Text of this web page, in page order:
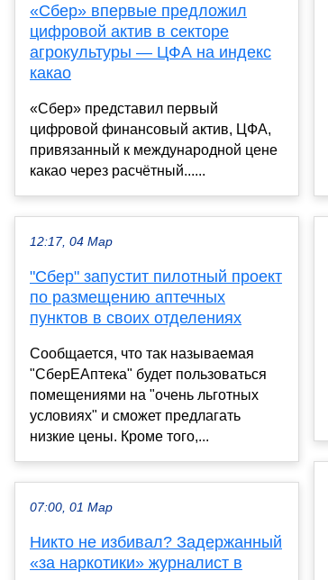
«Сбер» впервые предложил
цифровой актив в секторе
агрокультуры — ЦФА на индекс
какао
«Сбер» представил первый
цифровой финансовый актив, ЦФА,
привязанный к международной цене
какао через расчётный......
12:17, 04 Мар
"Сбер" запустит пилотный проект
по размещению аптечных
пунктов в своих отделениях
Сообщается, что так называемая
"СберЕАптека" будет пользоваться
помещениями на "очень льготных
условиях" и сможет предлагать
низкие цены. Кроме того,...
07:00, 01 Мар
Никто не избивал? Задержанный
«за наркотики» журналист в